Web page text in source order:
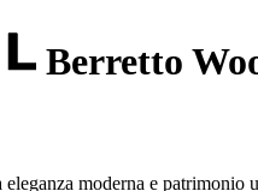
Berretto
moderna e patrimonio